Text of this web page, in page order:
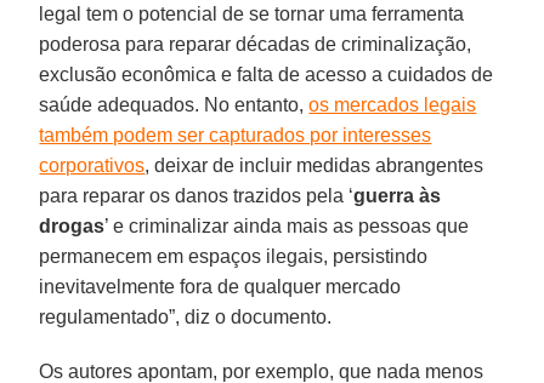
legal tem o potencial de se tornar uma ferramenta
poderosa para reparar décadas de criminalização,
exclusão econômica e falta de acesso a cuidados de
saúde adequados. No entanto,os mercados legais
também podem ser capturados por interesses
corporativos, deixar de incluir medidas abrangentes
para reparar os danos trazidos pela ‘guerra às
drogas’ e criminalizar ainda mais as pessoas que
permanecem em espaços ilegais, persistindo
inevitavelmente fora de qualquer mercado
regulamentado”, diz o documento.
Os autores apontam, por exemplo, que nada menos